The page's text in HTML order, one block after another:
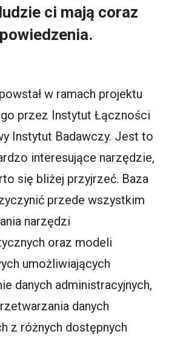
ci mają coraz
w ramach projektu
przez Instytut Łączności
Instytut Badawczy. Jest to
interesujące narzędzie,
się bliżej przyjrzeć. Baza
przede wszystkim
narzędzi
oraz modeli
umożliwiających
danych administracyjnych,
danych
z różnych dostępnych